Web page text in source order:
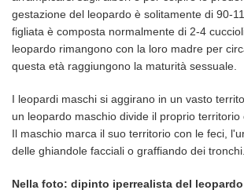
gestazione del leopardo è solitamente di 90-
figliata è composta normalmente di 2-4
leopardo rimangono con la loro madre per
questa età raggiungono la maturità sessuale.
I leopardi maschi si aggirano in un vasto
un leopardo maschio divide il proprio territorio
Il maschio marca il suo territorio con le feci,
delle ghiandole facciali o graffiando dei tronchi.
Nella foto: dipinto iperrealista del